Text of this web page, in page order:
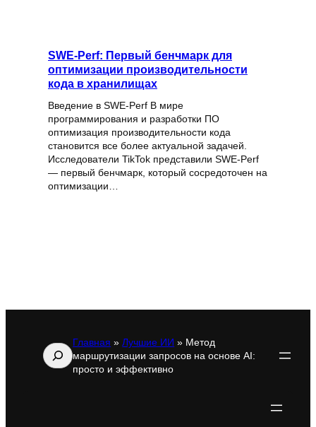
SWE-Perf: Первый бенчмарк для
оптимизации производительности
кода в хранилищах
Введение в SWE-Perf В мире
программирования и разработки ПО
оптимизация производительности кода
становится все более актуальной задачей.
Исследователи TikTok представили SWE-Perf
— первый бенчмарк, который сосредоточен на
оптимизации…
Поиск
Главная » Лучшие ИИ » Метод
маршрутизации запросов на основе AI:
просто и эффективно